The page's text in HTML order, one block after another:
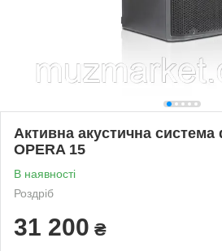
Активна акустична
OPERA 15
В наявності
Роздріб
31 200 ₴